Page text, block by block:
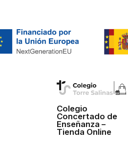
Colegio
Concertado de
Enseñanza –
Tienda Online